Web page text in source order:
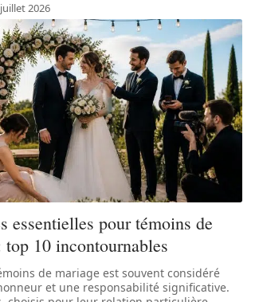
2026
essentielles pour témoins de
top 10 incontournables
de mariage est souvent considéré
et une responsabilité significative.